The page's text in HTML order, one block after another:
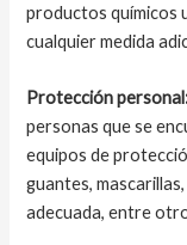
productos químicos
cualquier medida
Protección
personas que se
equipos de
guantes,
adecuada, entre